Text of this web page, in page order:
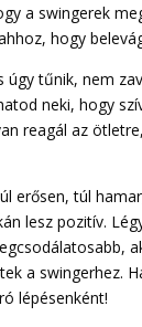
a swingerek
hogy
tűnik, nem
neki, hogy
reagál az
erősen, túl
lesz pozitív.
a swingerhez.
lépésenként!